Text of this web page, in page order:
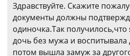
Здравствуйте. Скажите
документы должны
одиночка.Так
дочь без мужа и воспитывала
потом вышла замуж за